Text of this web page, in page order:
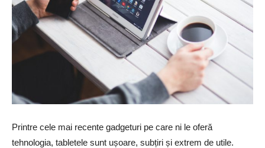
Printre cele mai recente gadgeturi pe care ni le oferă
tehnologia, tabletele sunt ușoare, subțiri și extrem de utile.